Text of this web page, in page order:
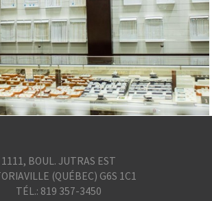
1111, BOUL. JUTRAS EST
(QUÉBEC) G6S 1C1
TÉL.: 819 357-3450